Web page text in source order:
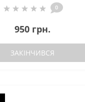
0
950 грн.
ЗАКІНЧИВСЯ